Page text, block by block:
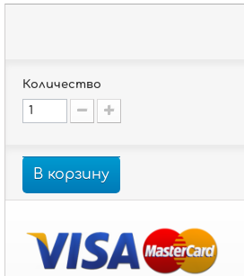
Количество
В корзину